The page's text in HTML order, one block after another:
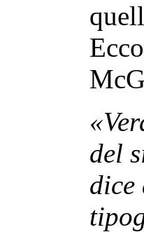
del
dice